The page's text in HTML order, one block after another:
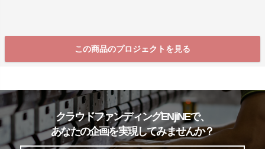
この商品のプロジェクトを見る
クラウドファンディングENjiNEで、
あなたの企画を実現してみませんか？